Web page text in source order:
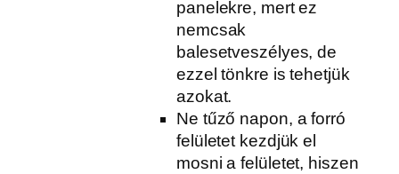
panelekre, mert ez
nemcsak
balesetveszélyes, de
ezzel tönkre is tehetjük
azokat.
Ne tűző napon, a forró
felületet kezdjük el
mosni a felületet, hiszen